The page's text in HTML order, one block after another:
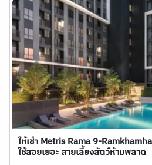
ให้เช่า Metris Rama 9-
ใช้สอยเยอะ สายเลี้ยงสัตว์ห้ามพลาด